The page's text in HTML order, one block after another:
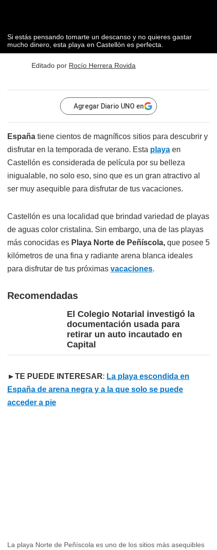
Si estás pensando tomarte un descanso y no quieres gastar
mucho dinero, esta playa en Castellón es perfecta.
Editado por Rocío Herrera Rovida
Agregar Diario UNO en
España tiene cientos de magníficos sitios para descubrir y
disfrutar en la temporada de verano. Esta playa en
Castellón es considerada de película por su belleza
inigualable, no solo eso, sino que es un gran atractivo al
ser muy asequible para disfrutar de tus vacaciones.
Castellón es una localidad que brindad variedad de playas
de aguas color cristalina. Sin embargo, una de las playas
más conocidas es Playa Norte de Peñíscola, que posee 5
kilómetros de una fina y radiante arena blanca ideales
para disfrutar de tus próximas vacaciones.
Recomendadas
El Colegio Notarial investigó la
documentación usada para
retirar un auto incautado en
Capital
►TE PUEDE INTERESAR: La playa escondida en
España de arena negra y a la que solo se puede
acceder a pie
La playa Norte de Peñíscola es uno de los sitios más asequibles